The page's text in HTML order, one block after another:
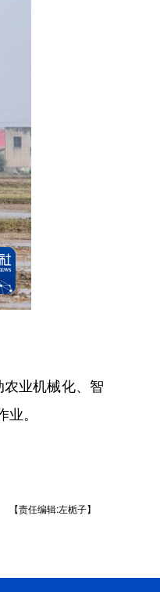
业机械化、智
。
【责任编辑:左栀子】